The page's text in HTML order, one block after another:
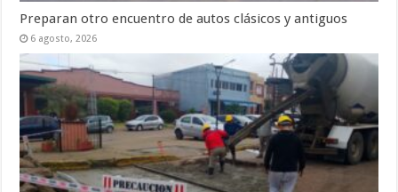
Preparan otro encuentro de autos clásicos y antiguos
6 agosto, 2026